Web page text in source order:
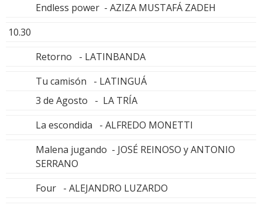
Endless power - AZIZA MUSTAFÁ ZADEH
10.30
Retorno - LATINBANDA
Tu camisón - LATINGUÁ
3 de Agosto - LA TRÍA
La escondida - ALFREDO MONETTI
Malena jugando - JOSÉ REINOSO y ANTONIO
SERRANO
Four - ALEJANDRO LUZARDO